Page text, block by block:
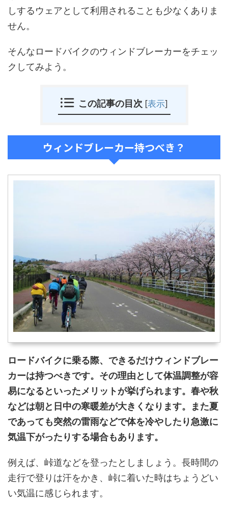
しするウェアとして利用されることも少なくありま
せん。
そんなロードバイクのウィンドブレーカーをチェッ
クしてみよう。
この記事の目次 [表示]
ウィンドブレーカー持つべき？
ロードバイクに乗る際、できるだけウィンドブレー
カーは持つべきです。その理由として体温調整が容
易になるといったメリットが挙げられます。春や秋
などは朝と日中の寒暖差が大きくなります。また夏
であっても突然の雷雨などで体を冷やしたり急激に
気温下がったりする場合もあります。
例えば、峠道などを登ったとしましょう。長時間の
走行で登りは汗をかき、峠に着いた時はちょうどい
い気温に感じられます。